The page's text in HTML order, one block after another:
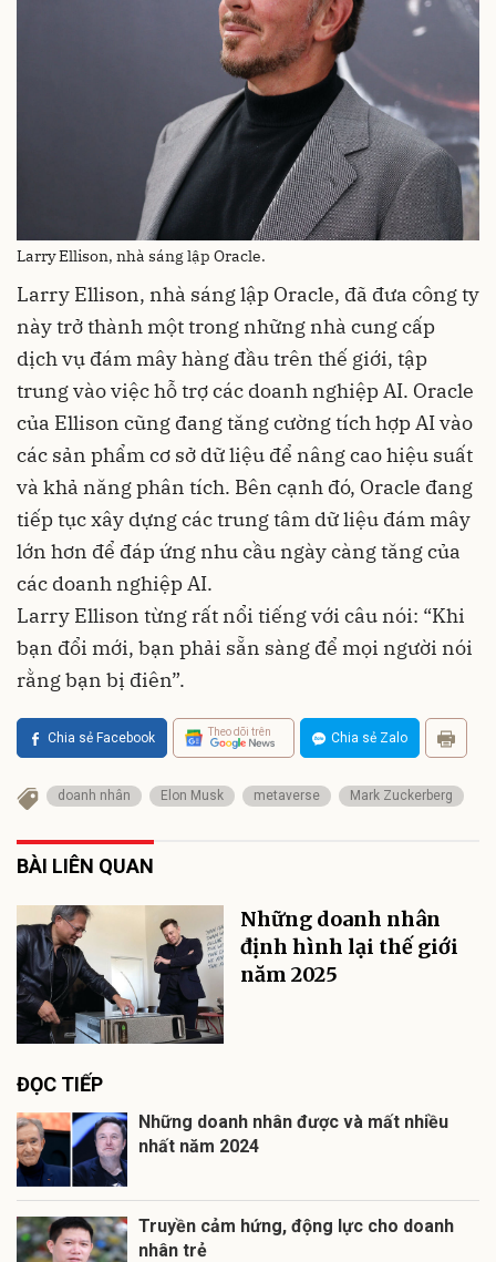
Larry Ellison, nhà sáng lập Oracle.
Larry Ellison, nhà sáng lập Oracle, đã đưa công ty
này trở thành một trong những nhà cung cấp
dịch vụ đám mây hàng đầu trên thế giới, tập
trung vào việc hỗ trợ các doanh nghiệp AI. Oracle
của Ellison cũng đang tăng cường tích hợp AI vào
các sản phẩm cơ sở dữ liệu để nâng cao hiệu suất
và khả năng phân tích. Bên cạnh đó, Oracle đang
tiếp tục xây dựng các trung tâm dữ liệu đám mây
lớn hơn để đáp ứng nhu cầu ngày càng tăng của
các doanh nghiệp AI.
Larry Ellison từng rất nổi tiếng với câu nói: “Khi
bạn đổi mới, bạn phải sẵn sàng để mọi người nói
rằng bạn bị điên”.
Chia sẻ Facebook Theo dõi trên Chia sẻ Zalo
doanh nhân Elon Musk metaverse Mark Zuckerberg
BÀI LIÊN QUAN
Những doanh nhân
định hình lại thế giới
năm 2025
ĐỌC TIẾP
Những doanh nhân được và mất nhiều
nhất năm 2024
Truyền cảm hứng, động lực cho doanh
nhân trẻ